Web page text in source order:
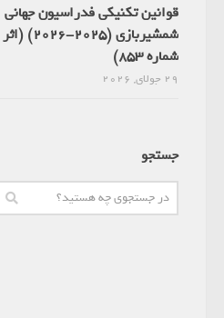
قوانین تکنیکی فدراسیون جهانی
شمشیربازی (2025-2026) (اثر
شماره 853)
29 جولای, 2026
جستجو